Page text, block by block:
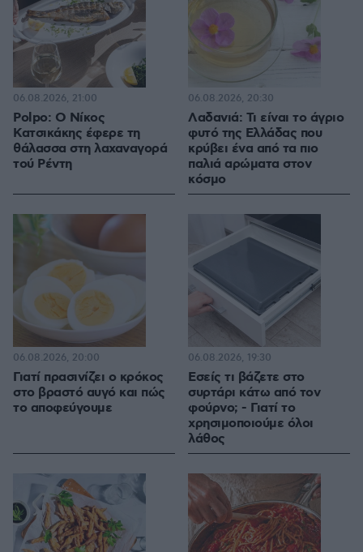
Polpo: O Νίκος
Κατσικάκης έφερε τη
θάλασσα στη λαχαναγορά
τού Ρέντη
06.08.2026, 21:00
Λαδανιά: Τι είναι το άγριο
φυτό της Ελλάδας που
κρύβει ένα από τα πιο
παλιά αρώματα στον
κόσμο
06.08.2026, 20:30
Γιατί πρασινίζει ο κρόκος
στο βραστό αυγό και πώς
το αποφεύγουμε
06.08.2026, 20:00
Εσείς τι βάζετε στο
συρτάρι κάτω από τον
φούρνο; - Γιατί το
χρησιμοποιούμε όλοι
λάθος
06.08.2026, 19:30